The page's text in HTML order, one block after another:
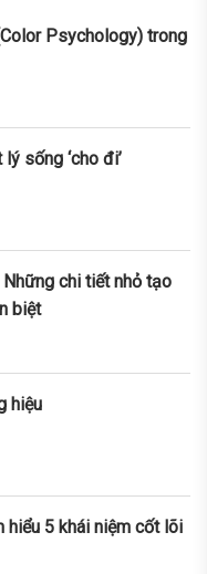
Psychology) trong
sống ‘cho đi’
Những chi tiết nhỏ tạo
biệt
hiệu
hiểu 5 khái niệm cốt lõi